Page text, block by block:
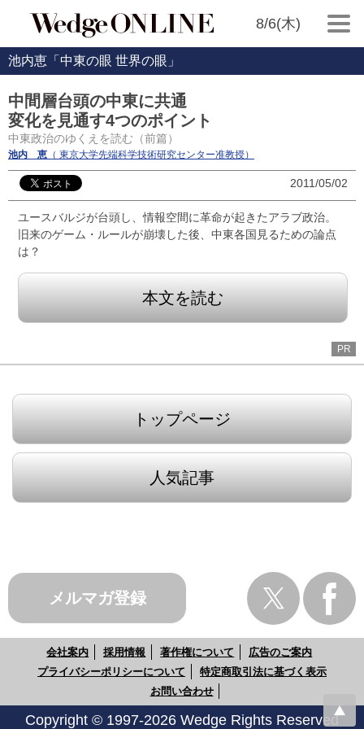
8/6(木)
池内恵「中東の眼 世界の眼」
中間層台頭の中東に共通
変化を見通す4つのポイント
中東政治のゆくえを読む（前篇）
池内 恵 （ 東京大学先端科学技術研究センター准教授）
2011/05/02
ユースバルジが台頭し、情報空間に革命が起きたアラブ政治。
旧来のゲーム・ルールが崩壊した後、中東各国見るための論点
は？
本文を読む
PR
トップページ
人気記事
メルマガ登録
会社案内 採用情報 著作権について
広告のご案内
プライバシーポリシーについて
特定商取引法に基づく表示
お問い合わせ
Copyright © 1997-2026 Wedge Rights Reserved